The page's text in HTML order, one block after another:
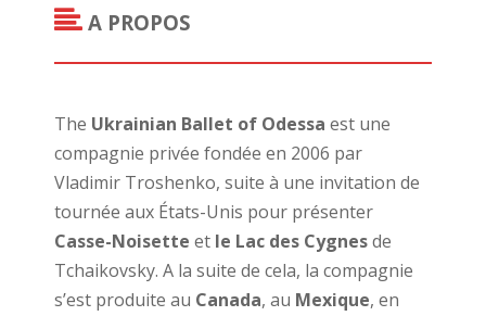
A PROPOS
The Ukrainian Ballet of Odessa est une
compagnie privée fondée en 2006 par
Vladimir Troshenko, suite à une invitation de
tournée aux États-Unis pour présenter
Casse-Noisette et le Lac des Cygnesde
Tchaikovsky. A la suite de cela, la compagnie
s’est produite au Canada, au Mexique, en